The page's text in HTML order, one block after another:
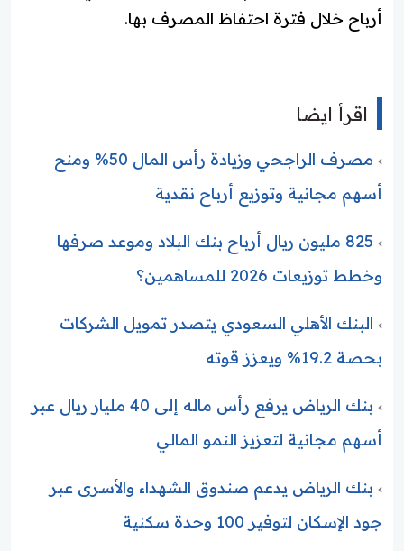
أرباح خلال فترة احتفاظ المصرف بها.
اقرأ ايضا
مصرف الراجحي وزيادة رأس المال 50% ومنح
أسهم مجانية وتوزيع أرباح نقدية
825 مليون ريال أرباح بنك البلاد وموعد صرفها
وخطط توزيعات 2026 للمساهمين؟
البنك الأهلي السعودي يتصدر تمويل الشركات
بحصة 19.2% ويعزز قوته
بنك الرياض يرفع رأس ماله إلى 40 مليار ريال عبر
أسهم مجانية لتعزيز النمو المالي
بنك الرياض يدعم صندوق الشهداء والأسرى عبر
جود الإسكان لتوفير 100 وحدة سكنية